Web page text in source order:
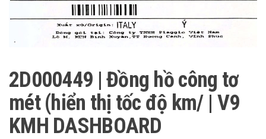
2D000449 | Đồng hồ công tơ
mét (hiển thị tốc độ km/ | V9
KMH DASHBOARD